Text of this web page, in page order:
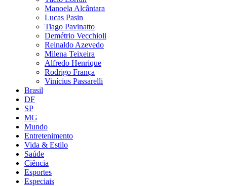
Manoela Alcântara
Lucas Pasin
Tiago Pavinatto
Demétrio Vecchioli
Reinaldo Azevedo
Milena Teixeira
Alfredo Henrique
Rodrigo França
Vinícius Passarelli
Brasil
DF
SP
MG
Mundo
Entretenimento
Vida & Estilo
Saúde
Ciência
Esportes
Especiais